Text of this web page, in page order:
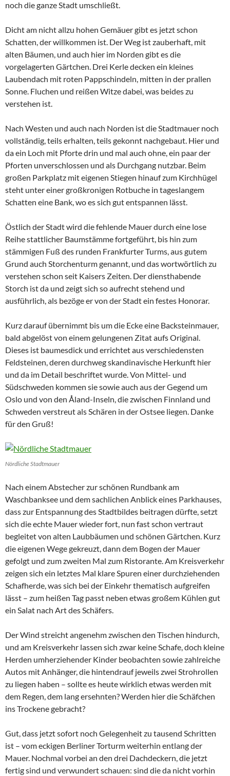
noch die ganze Stadt umschließt.
Dicht am nicht allzu hohen Gemäuer gibt es jetzt schon
Schatten, der willkommen ist. Der Weg ist zauberhaft, mit
alten Bäumen, und auch hier im Norden gibt es die
vorgelagerten Gärtchen. Drei Kerle decken ein kleines
Laubendach mit roten Pappschindeln, mitten in der prallen
Sonne. Fluchen und reißen Witze dabei, was beides zu
verstehen ist.
Nach Westen und auch nach Norden ist die Stadtmauer noch
vollständig, teils erhalten, teils gekonnt nachgebaut. Hier und
da ein Loch mit Pforte drin und mal auch ohne, ein paar der
Pforten unverschlossen und als Durchgang nutzbar. Beim
großen Parkplatz mit eigenen Stiegen hinauf zum Kirchhügel
steht unter einer großkronigen Rotbuche in tageslangem
Schatten eine Bank, wo es sich gut entspannen lässt.
Östlich der Stadt wird die fehlende Mauer durch eine lose
Reihe stattlicher Baumstämme fortgeführt, bis hin zum
stämmigen Fuß des runden Frankfurter Turms, aus gutem
Grund auch Storchenturm genannt, und das wortwörtlich zu
verstehen schon seit Kaisers Zeiten. Der diensthabende
Storch ist da und zeigt sich so aufrecht stehend und
ausführlich, als bezöge er von der Stadt ein festes Honorar.
Kurz darauf übernimmt bis um die Ecke eine Backsteinmauer,
bald abgelöst von einem gelungenen Zitat aufs Original.
Dieses ist baumesdick und errichtet aus verschiedensten
Feldsteinen, deren durchweg skandinavische Herkunft hier
und da im Detail beschriftet wurde. Von Mittel- und
Südschweden kommen sie sowie auch aus der Gegend um
Oslo und von den Åland-Inseln, die zwischen Finnland und
Schweden verstreut als Schären in der Ostsee liegen. Danke
für den Gruß!
Nördliche Stadtmauer
Nach einem Abstecher zur schönen Rundbank am
Waschbanksee und dem sachlichen Anblick eines Parkhauses,
dass zur Entspannung des Stadtbildes beitragen dürfte, setzt
sich die echte Mauer wieder fort, nun fast schon vertraut
begleitet von alten Laubbäumen und schönen Gärtchen. Kurz
die eigenen Wege gekreuzt, dann dem Bogen der Mauer
gefolgt und zum zweiten Mal zum Ristorante. Am Kreisverkehr
zeigen sich ein letztes Mal klare Spuren einer durchziehenden
Schafherde, was sich bei der Einkehr thematisch aufgreifen
lässt – zum heißen Tag passt neben etwas großem Kühlen gut
ein Salat nach Art des Schäfers.
Der Wind streicht angenehm zwischen den Tischen hindurch,
und am Kreisverkehr lassen sich zwar keine Schafe, doch kleine
Herden umherziehender Kinder beobachten sowie zahlreiche
Autos mit Anhänger, die hintendrauf jeweils zwei Strohrollen
zu liegen haben – sollte es heute wirklich etwas werden mit
dem Regen, dem lang ersehnten? Werden hier die Schäfchen
ins Trockene gebracht?
Gut, dass jetzt sofort noch Gelegenheit zu tausend Schritten
ist – vom eckigen Berliner Torturm weiterhin entlang der
Mauer. Nochmal vorbei an den drei Dachdeckern, die jetzt
fertig sind und verwundert schauen: sind die da nicht vorhin